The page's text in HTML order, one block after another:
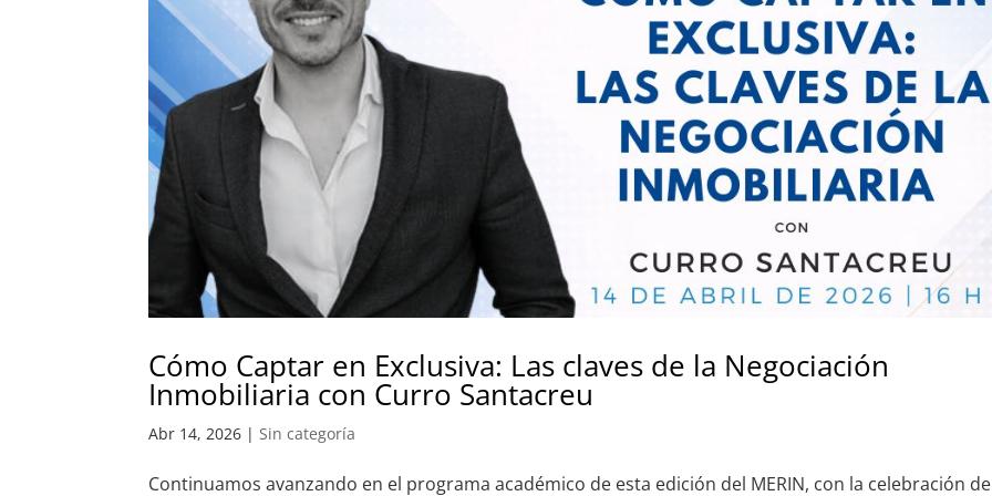
Cómo Captar en Exclusiva: Las claves de la Negociación
Inmobiliaria con Curro Santacreu
Abr 14, 2026 |Sin categoría
Continuamos avanzando en el programa académico de esta edición del MERIN, con la celebración